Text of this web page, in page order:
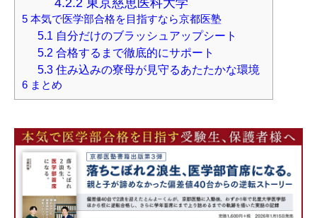
5 本気で医学部合格を目指すなら京都医塾
5.1 自分だけのブラッシュアップシート
5.2 合格するまで徹底的にサポート
5.3住み込みの寮母が見守るあたたかな環境
6 まとめ